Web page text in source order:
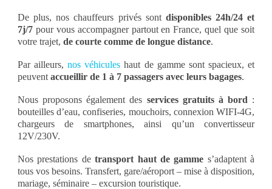
De plus, nos chauffeurs privés sont disponibles 24h/24 et
7j/7 pour vous accompagner partout en France, quel que soit
votre trajet, de courte comme de longue distance.
Par ailleurs,nos véhicules haut de gamme sont spacieux, et
peuvent accueillir de 1 à 7 passagers avec leurs bagages.
Nous proposons également des services gratuits à bord :
bouteilles d’eau, confiseries, mouchoirs, connexion WIFI-4G,
chargeurs de smartphones, ainsi qu’un convertisseur
12V/230V.
Nos prestations detransport haut de gamme s’adaptent à
tous vos besoins. Transfert, gare/aéroport – mise à disposition,
mariage, séminaire – excursion touristique.